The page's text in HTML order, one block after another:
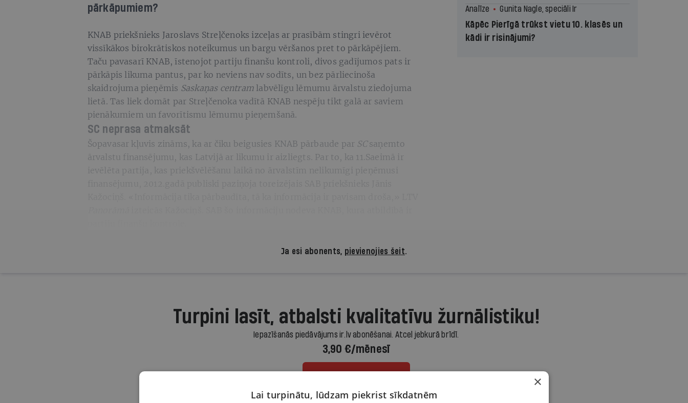
pārkāpumiem?
KNAB priekšnieks Jaroslavs Streļčenoks izceļas ar prasībām stingri ievērot
vissīkākos birokrātiskos noteikumus un bargu vēršanos pret to pārkāpējiem.
Taču pavasarī KNAB, īstenojot partiju finanšu kontroli, divos gadījumos pats ir
pārkāpis likuma pantus, par ko neviens nav sodīts, un bez pārliecinoša
skaidrojuma pieņēmis Saskaņas centramlabvēlīgu lēmumu ārvalstu ziedojuma
lietā. Tas liek domāt par Streļčenoka vadītā KNAB nespēju tikt galā ar saviem
pienākumiem un favorītismu lēmumu pieņemšanā.
SC neprasa atmaksāt
Šopavasar kļuvis zināms, ka ar čiku beigusies KNAB pārbaude par SCsaņemto
ārvalstu finansējumu, kas Latvijā ar likumu ir aizliegts. Par to, ka 11.Saeimā ir
ievēlēta partija, kas priekšvēlēšanu laikā no ārvalstīm nelikumīgi pieņēmusi
Analīze Gunita Nagle, speciāli Ir
Kāpēc Pierīgā trūkst vietu 10. klasēs un
kādi ir risinājumi?
Ja esi abonents, pievienojies šeit.
Turpini lasīt, atbalsti kvalitatīvu žurnālistiku!
Iepazīšanās piedāvājums ir.lv abonēšanai. Atcel jebkurā brīdī.
3,90 €/mēnesī
×
Lai turpinātu, lūdzam piekrist sīkdatnēm